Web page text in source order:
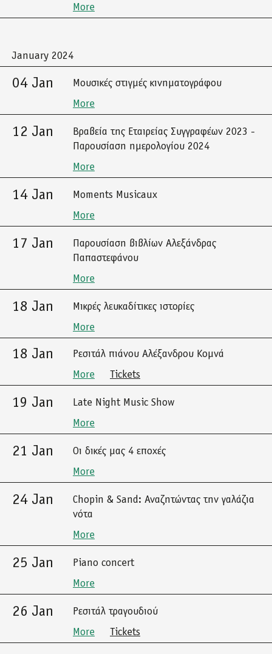
More
January 2024
04 Jan
Μουσικές στιγμές κινηματογράφου
More
12 Jan
Βραβεία της Εταιρείας Συγγραφέων 2023 -
Παρουσίαση ημερολογίου 2024
More
14 Jan
Moments Musicaux
More
17 Jan
Παρουσίαση βιβλίων Αλεξάνδρας
Παπαστεφάνου
More
18 Jan
Μικρές λευκαδίτικες ιστορίες
More
18 Jan
Ρεσιτάλ πιάνου Αλέξανδρου Κομνά
More
Tickets
19 Jan
Late Night Music Show
More
21 Jan
Οι δικές μας 4 εποχές
More
24 Jan
Chopin & Sand: Αναζητώντας την γαλάζια
νότα
More
25 Jan
Piano concert
More
26 Jan
Ρεσιτάλ τραγουδιού
More
Tickets